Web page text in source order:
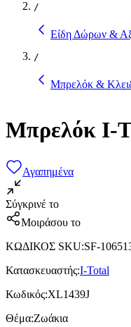
/
Είδη Δώρων &
/
Μπρελόκ &
Μπρελόκ I-
Αγαπημένα
Σύγκρινέ το
Μοιράσου το
ΚΩΔΙΚΟΣ SKU:SF-
Κατασκευαστής:I-Total
Κωδικός:XL1439J
Θέμα:Ζωάκια